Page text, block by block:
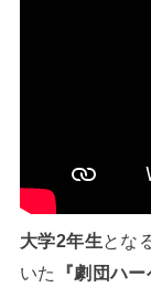
大学2年生 とな
いた
『劇団ハー